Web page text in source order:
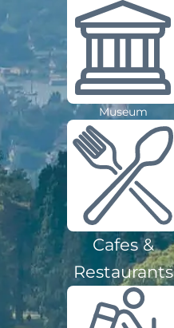
Museum
Cafes &
Restaurants